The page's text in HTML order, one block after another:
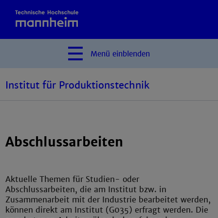
Menü einblenden
Institut für Produktionstechnik
Institut für
Abschlussarbeiten
Aktuelle Themen für Studien- oder
Abschlussarbeiten, die am Institut bzw. in
Zusammenarbeit mit der Industrie bearbeitet werden,
können direkt am Institut (G035) erfragt werden. Die